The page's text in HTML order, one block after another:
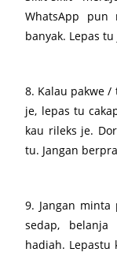
WhatsApp pun
banyak. Lepas
8. Kalau pakwe
je, lepas tu
kau rileks je.
tu. Jangan
9. Jangan
sedap,
hadiah.